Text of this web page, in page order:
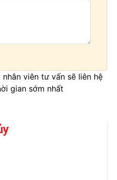
viên tư vấn sẽ liên hệ
gian sớm nhất